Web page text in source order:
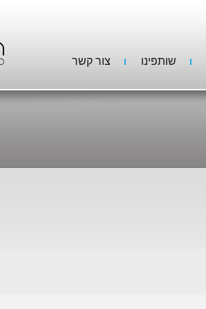
שותפינו צור קשר